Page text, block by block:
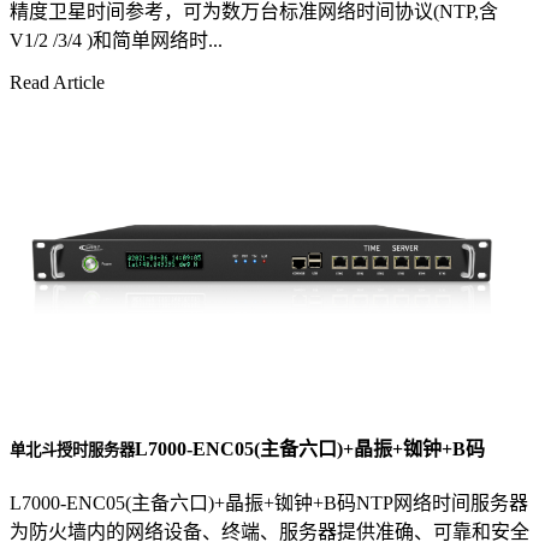
精度卫星时间参考，可为数万台标准网络时间协议(NTP,含
V1/2 /3/4 )和简单网络时...
Read Article
单北斗授时服务器L7000-ENC05(主备六口)+晶振+铷钟+B码
L7000-ENC05(主备六口)+晶振+铷钟+B码NTP网络时间服务器
为防火墙内的网络设备、终端、服务器提供准确、可靠和安全